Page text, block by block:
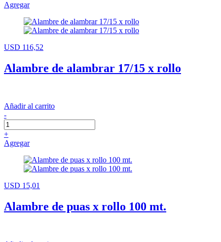
Agregar
USD 116,52
Alambre de alambrar 17/15 x rollo
Añadir al carrito
-
+
Agregar
USD 15,01
Alambre de puas x rollo 100 mt.